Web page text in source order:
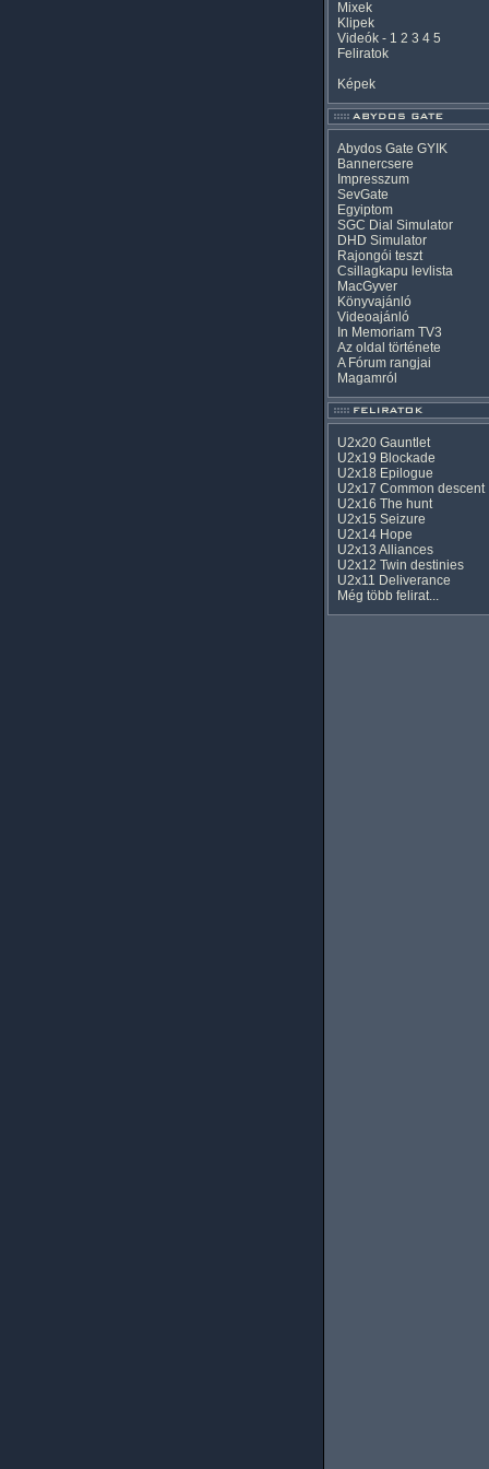
Mixek
Klipek
Videók - 1 2 3 4 5
Feliratok
Képek
Abydos Gate GYIK
Bannercsere
Impresszum
SevGate
Egyiptom
SGC Dial Simulator
DHD Simulator
Rajongói teszt
Csillagkapu levlista
MacGyver
Könyvajánló
Videoajánló
In Memoriam TV3
Az oldal története
A Fórum rangjai
Magamról
U2x20 Gauntlet
U2x19 Blockade
U2x18 Epilogue
U2x17 Common descent
U2x16 The hunt
U2x15 Seizure
U2x14 Hope
U2x13 Alliances
U2x12 Twin destinies
U2x11 Deliverance
Még több felirat...